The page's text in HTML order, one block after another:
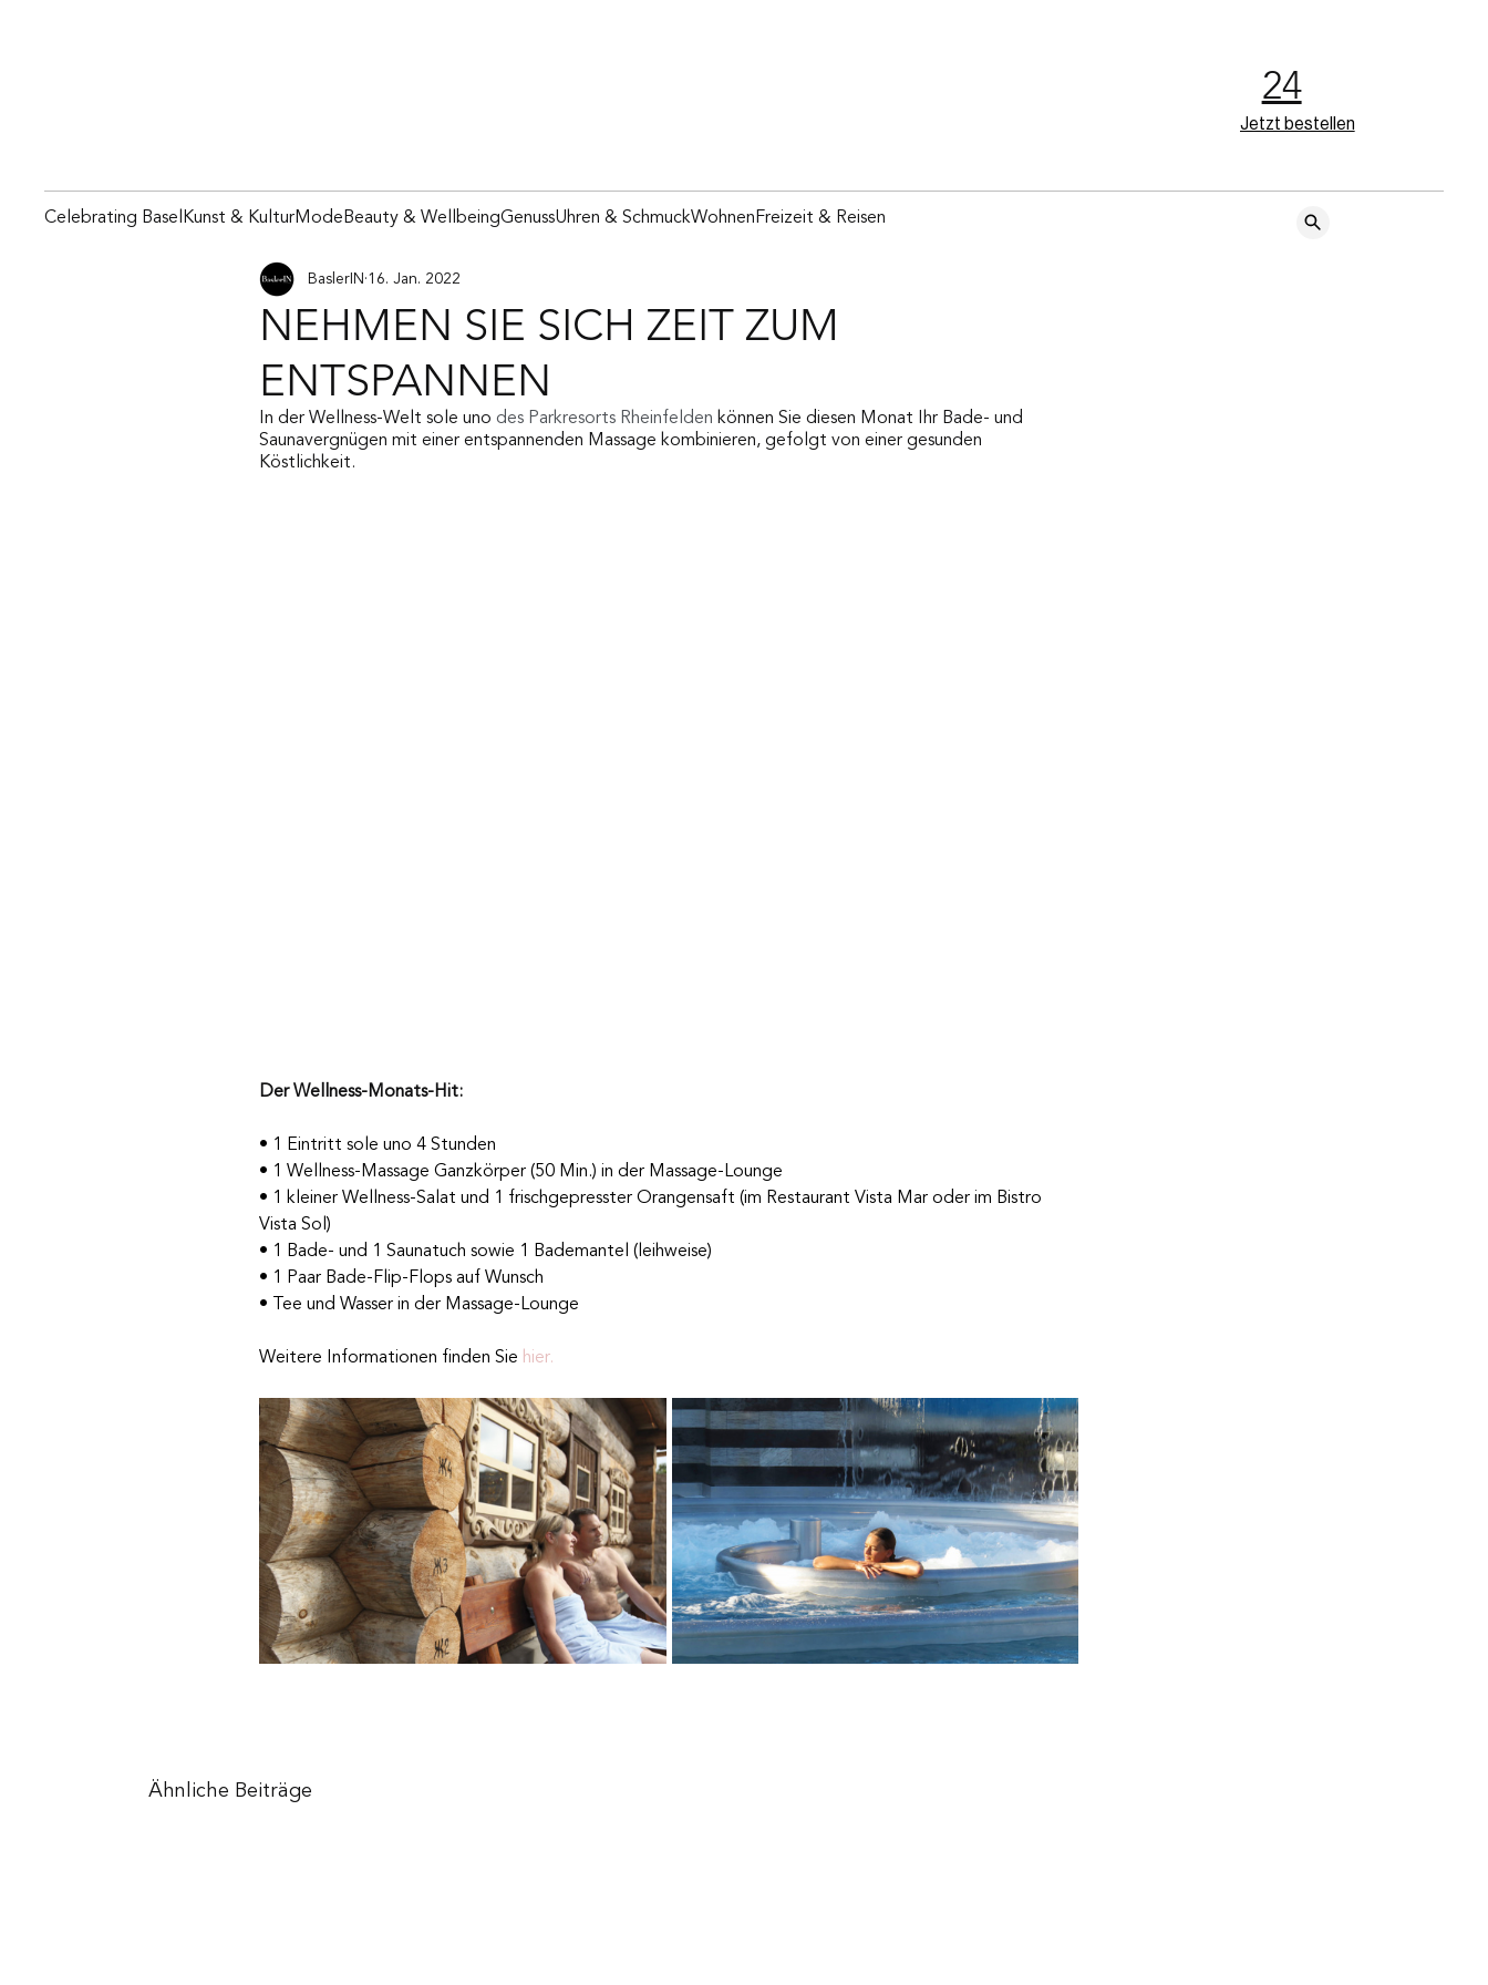
Celebrating BaselKunst & KulturModeBeauty & WellbeingGenussUhren & SchmuckWohnenFreizeit & Reisen
24
Jetzt bestellen
NEHMEN SIE SICH ZEIT ZUM
ENTSPANNEN
BaslerIN 16. Jan. 2022
In der Wellness-Welt sole uno des Parkresorts Rheinfelden können Sie diesen Monat Ihr Bade- und
Saunavergnügen mit einer entspannenden Massage kombinieren, gefolgt von einer gesunden
Köstlichkeit.
Der Wellness-Monats-Hit:
• 1 Eintritt sole uno 4 Stunden
• 1 Wellness-Massage Ganzkörper (50 Min.) in der Massage-Lounge
• 1 kleiner Wellness-Salat und 1 frischgepresster Orangensaft (im Restaurant Vista Mar oder im Bistro
Vista Sol)
• 1 Bade- und 1 Saunatuch sowie 1 Bademantel (leihweise)
• 1 Paar Bade-Flip-Flops auf Wunsch
• Tee und Wasser in der Massage-Lounge
Weitere Informationen finden Sie hier.
Ähnliche Beiträge